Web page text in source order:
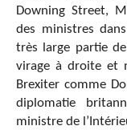
Downing Street,
des ministres
très large partie
virage à droite et
Brexiter comme
diplomatie
ministre de